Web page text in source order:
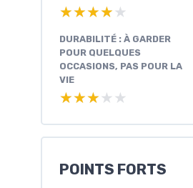
★★★★★
★★★★★
DURABILITÉ : À GARDER
POUR QUELQUES
OCCASIONS, PAS POUR LA
VIE
★★★★★
★★★★★
POINTS FORTS